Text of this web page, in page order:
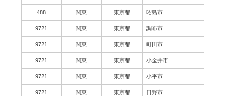
488 関東 東京都 昭島市
9721 関東 東京都 調布市
9721 関東 東京都 町田市
9721 関東 東京都 小金井市
9721 関東 東京都 小平市
9721 関東 東京都 日野市